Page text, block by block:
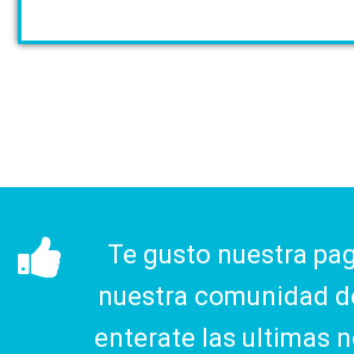
Te gusto nuestra
nuestra comunidad
enterate las ultimas